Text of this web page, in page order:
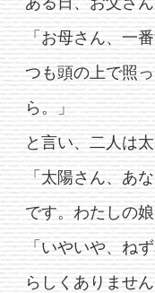
「お母さん、一
つも頭の上で照
ら。」
と言い、二人は
「太陽さん、あ
です。わたしの
「いやいや、ね
らしくありませ